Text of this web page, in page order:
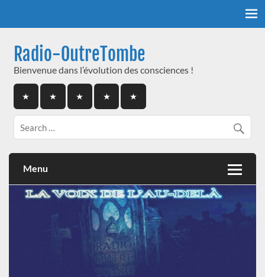
Radio-OutreTombe
Bienvenue dans l’évolution des consciences !
Menu